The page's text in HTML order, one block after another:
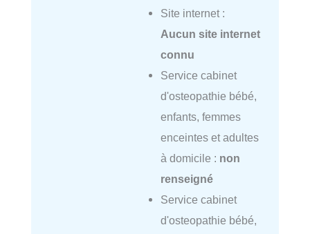
Site internet :
Aucun site internet
connu
Service cabinet
d'osteopathie bébé,
enfants, femmes
enceintes et adultes
à domicile : non
renseigné
Service cabinet
d'osteopathie bébé,